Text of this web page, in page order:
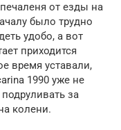
от езды на
было трудно
удобо, а вот
приходится
время уставали,
1990 уже не
за
колени.